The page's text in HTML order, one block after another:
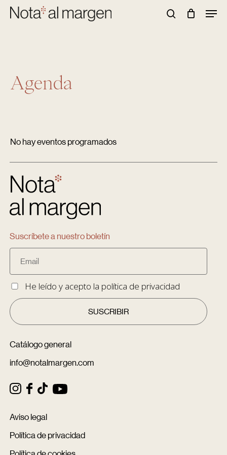
Skip
Menu
Agenda
No hay eventos programados
Suscríbete a nuestro boletín
He leído y acepto la política de privacidad
Catálogo general
info@notalmargen.com
Aviso legal
Política de privacidad